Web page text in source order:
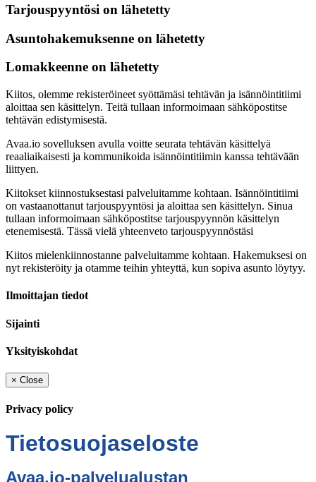
Tarjouspyyntösi on lähetetty
Asuntohakemuksenne on lähetetty
Lomakkeenne on lähetetty
Kiitos, olemme rekisteröineet syöttämäsi tehtävän ja isännöintitiimi
aloittaa sen käsittelyn. Teitä tullaan informoimaan sähköpostitse
tehtävän edistymisestä.
Avaa.io sovelluksen avulla voitte seurata tehtävän käsittelyä
reaaliaikaisesti ja kommunikoida isännöintitiimin kanssa tehtävään
liittyen.
Kiitokset kiinnostuksestasi palveluitamme kohtaan. Isännöintitiimi
on vastaanottanut tarjouspyyntösi ja aloittaa sen käsittelyn. Sinua
tullaan informoimaan sähköpostitse tarjouspyynnön käsittelyn
etenemisestä. Tässä vielä yhteenveto tarjouspyynnöstäsi
Kiitos mielenkiinnostanne palveluitamme kohtaan. Hakemuksesi on
nyt rekisteröity ja otamme teihin yhteyttä, kun sopiva asunto löytyy.
Ilmoittajan tiedot
Sijainti
Yksityiskohdat
× Close
Privacy policy
Tietosuojaseloste
Avaa.io-palvelualustan